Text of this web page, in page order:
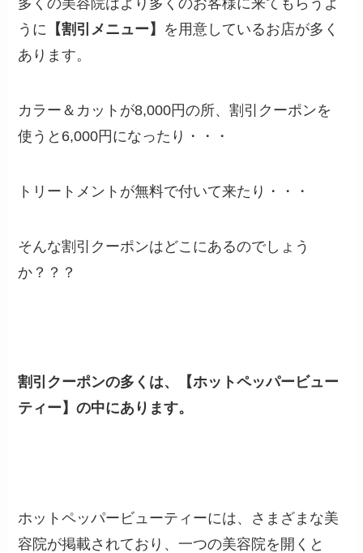
多くの美容院はより多くのお客様に来てもらうよ
うに 【割引メニュー】 を用意しているお店が多く
あります。
カラー＆カットが8,000円の所、割引クーポンを
使うと6,000円になったり・・・
トリートメントが無料で付いて来たり・・・
そんな割引クーポンはどこにあるのでしょう
か？？？
割引クーポンの多くは、【ホットペッパービュー
ティー】の中にあります。
ホットペッパービューティーには、さまざまな美
容院が掲載されており、一つの美容院を開くと